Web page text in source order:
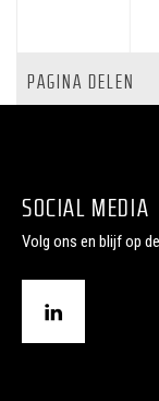
PAGINA DELEN
SOCIAL MEDIA
Volg ons en blijf op